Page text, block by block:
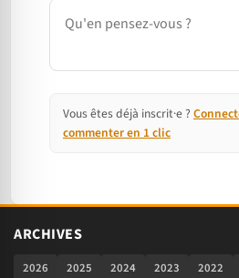
Commentaire
Vous êtes déjà inscrit·e ?
commenter en 1 clic
ARCHIVES
2026 2025 2024 2023 2022